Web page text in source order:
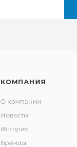
КОМПАНИЯ
О компании
Новости
История
Бренды